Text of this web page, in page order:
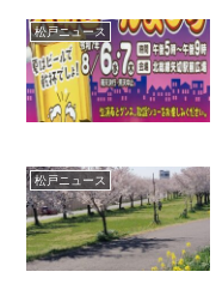
松戸ニュース
松戸ニュース